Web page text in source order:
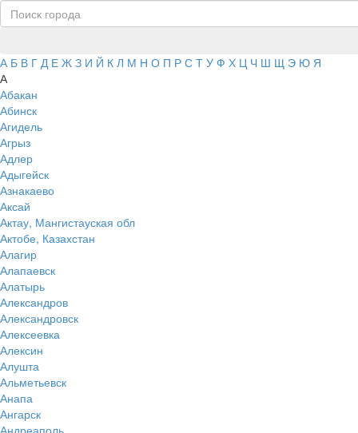
А Б В Г Д Е Ж З И Й К Л М Н О П Р С Т У Ф Х Ц Ч Ш Щ Э Ю Я
А
Абакан
Абинск
Агидель
Агрыз
Адлер
Адыгейск
Азнакаево
Аксай
Актау, Мангистауская обл
Актобе, Казахстан
Алагир
Алапаевск
Алатырь
Александров
Александровск
Алексеевка
Алексин
Алушта
Альметьевск
Анапа
Ангарск
Андреаполь